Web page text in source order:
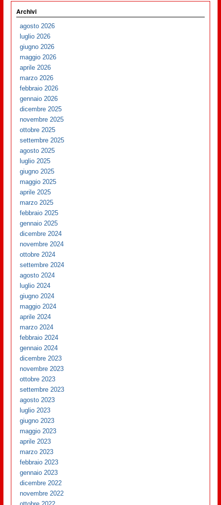
Archivi
agosto 2026
luglio 2026
giugno 2026
maggio 2026
aprile 2026
marzo 2026
febbraio 2026
gennaio 2026
dicembre 2025
novembre 2025
ottobre 2025
settembre 2025
agosto 2025
luglio 2025
giugno 2025
maggio 2025
aprile 2025
marzo 2025
febbraio 2025
gennaio 2025
dicembre 2024
novembre 2024
ottobre 2024
settembre 2024
agosto 2024
luglio 2024
giugno 2024
maggio 2024
aprile 2024
marzo 2024
febbraio 2024
gennaio 2024
dicembre 2023
novembre 2023
ottobre 2023
settembre 2023
agosto 2023
luglio 2023
giugno 2023
maggio 2023
aprile 2023
marzo 2023
febbraio 2023
gennaio 2023
dicembre 2022
novembre 2022